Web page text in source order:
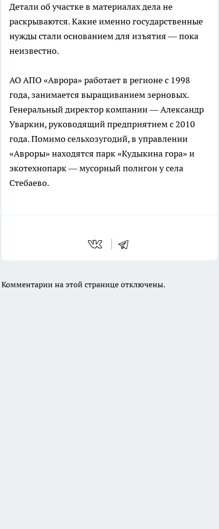
Детали об участке в материалах дела не
раскрываются. Какие именно государственные
нужды стали основанием для изъятия — пока
неизвестно.
АО АПО «Аврора» работает в регионе с 1998
года, занимается выращиванием зерновых.
Генеральный директор компании — Александр
Уваркин, руководящий предприятием с 2010
года. Помимо сельхозугодий, в управлении
«Авроры» находятся парк «Кудыкина гора» и
экотехнопарк — мусорный полигон у села
Стебаево.
Комментарии на этой странице отключены.